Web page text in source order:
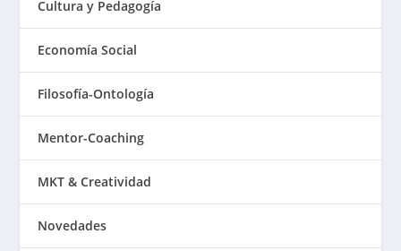
Cultura y Pedagogía
Economía Social
Filosofía-Ontología
Mentor-Coaching
MKT & Creatividad
Novedades